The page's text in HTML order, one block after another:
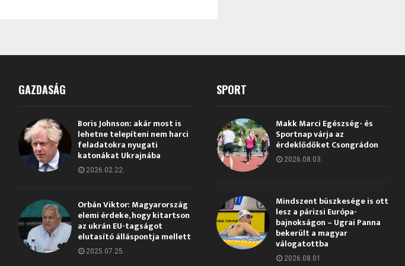
GAZDASÁG
Boris Johnson: akár most is
lehetne telepíteni nem harci
feladatokra nyugati
katonákat Ukrajnába
2026.02.22.
Orbán Viktor: Magyarország
elemi érdeke, hogy kitartson
az ukrán EU-tagságot
elutasító álláspontja mellett
2025.07.25.
SPORT
Makk Marci Egészség- és
Sportnap várja az
érdeklődőket Csongrádon
2026.08.03.
Mindszent büszkesége is ott
lesz a párizsi Európa-
bajnokságon – Ugrai Panna
bekerült a magyar
válogatottba
2026.08.01.